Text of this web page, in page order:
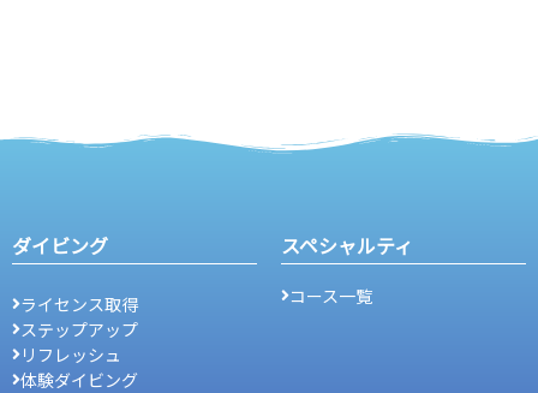
ダイビング
ライセンス取得
ステップアップ
リフレッシュ
体験ダイビング
スペシャルティ
コース一覧